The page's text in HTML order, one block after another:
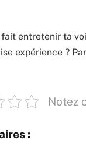
entretenir ta
expérience ?
Notez
: